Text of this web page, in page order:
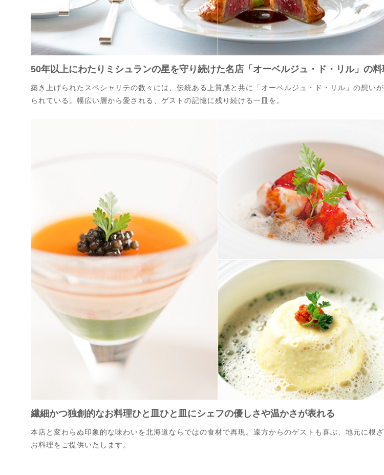
50年以上にわたりミシュランの星を守り続けた名店「オーベルジュ・ド・リル」の料
築き上げられたスペシャリテの数々には、伝統ある上質感と共に「オーベルジュ・ド・リル」の想い
られている。幅広い層から愛される、ゲストの記憶に残り続ける一皿を。
繊細かつ独創的なお料理ひと皿ひと皿にシェフの優しさや温かさが表れる
本店と変わらぬ印象的な味わいを北海道ならではの食材で再現。遠方からのゲストも喜ぶ、地元に根
お料理をご提供いたします。